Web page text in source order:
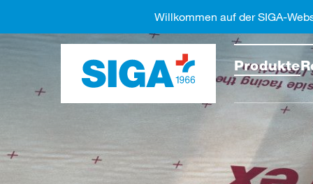
Diese
Produkte
Willkommen auf der SIGA-